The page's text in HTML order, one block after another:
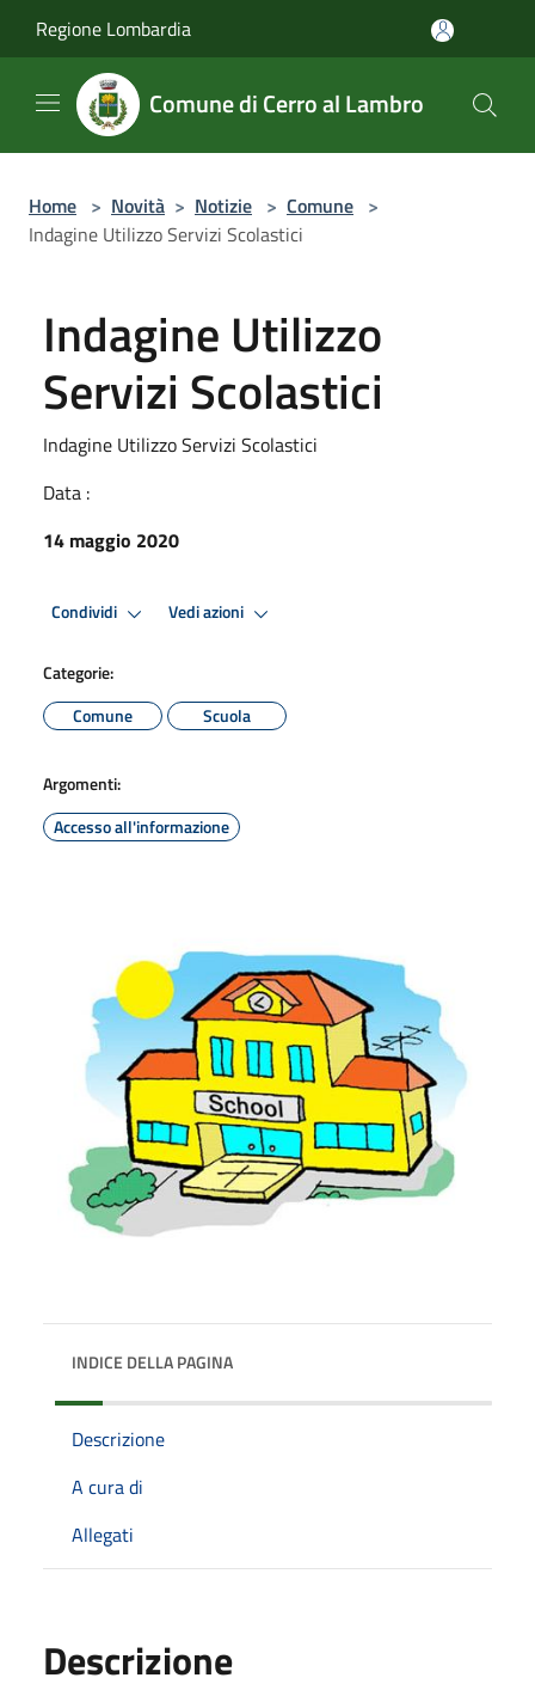
Regione Lombardia
Comune di Cerro al Lambro
Home > Novità > Notizie > Comune >
Indagine Utilizzo Servizi Scolastici
Indagine Utilizzo
Servizi Scolastici
Indagine Utilizzo Servizi Scolastici
Data :
14 maggio 2020
Condividi Vedi azioni
Categorie:
Comune
Scuola
Argomenti:
Accesso all'informazione
INDICE DELLA PAGINA
Descrizione
A cura di
Allegati
Descrizione